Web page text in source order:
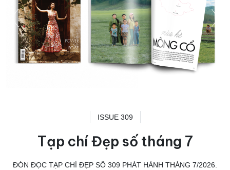
ISSUE 309
Tạp chí Đẹp số tháng 7
ĐÓN ĐỌC TẠP CHÍ ĐẸP SỐ 309 PHÁT HÀNH THÁNG 7/2026.